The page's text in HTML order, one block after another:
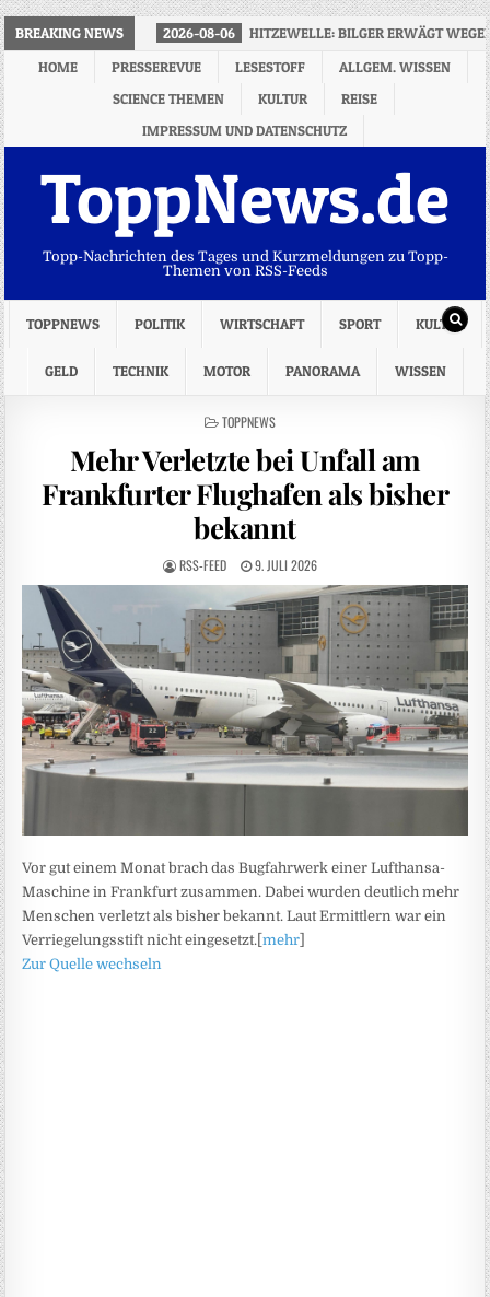
BREAKING NEWS 2026-08-06
HITZEWELLE: BILGER ERWÄGT
HOME
PRESSEREVUE LESESTOFF
ALLGEM. WISSEN
SCIENCE THEMEN
KULTUR
REISE
IMPRESSUM UND DATENSCHUTZ
ToppNews.de
Topp-Nachrichten des Tages und Kurzmeldungen zu Topp-
Themen von RSS-Feeds
TOPPNEWS POLITIK WIRTSCHAFT SPORT KULTUR
GELD TECHNIK MOTOR PANORAMA WISSEN
POSTED
TOPPNEWS
Mehr Verletzte bei Unfall am
Frankfurter Flughafen als bisher
bekannt
RSS-FEED 9. JULI 2026
Vor gut einem Monat brach das Bugfahrwerk einer Lufthansa-
Maschine in Frankfurt zusammen. Dabei wurden deutlich mehr
Menschen verletzt als bisher bekannt. Laut Ermittlern war ein
Verriegelungsstift nicht eingesetzt.[mehr
Zur Quelle wechseln